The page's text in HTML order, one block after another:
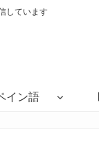
しています
イン語